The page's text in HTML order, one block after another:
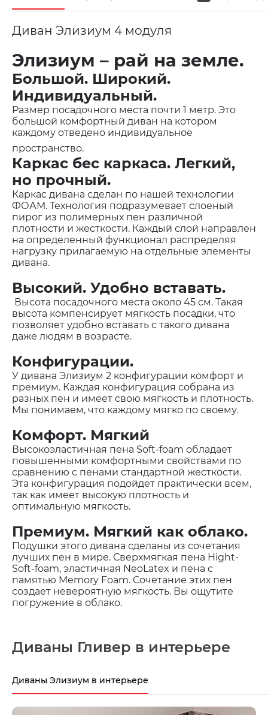
Диван Элизиум 4 модуля
Элизиум – рай на земле.
Большой. Широкий.
Индивидуальный.
Размер посадочного места почти 1 метр. Это
большой комфортный диван на котором
каждому отведено индивидуальное
пространство.
Каркас бес каркаса. Легкий,
но прочный.
Каркас дивана сделан по нашей технологии
ФОАМ. Технология подразумевает слоеный
пирог из полимерных пен различной
плотности и жесткости. Каждый слой направлен
на определенный функционал распределяя
нагрузку прилагаемую на отдельные элементы
дивана.
Высокий. Удобно вставать.
Высота посадочного места около 45 см. Такая
высота компенсирует мягкость посадки, что
позволяет удобно вставать с такого дивана
даже людям в возрасте.
Конфигурации.
У дивана Элизиум 2 конфигурации комфорт и
премиум. Каждая конфигурация собрана из
разных пен и имеет свою мягкость и плотность.
Мы понимаем, что каждому мягко по своему.
Комфорт. Мягкий
Высокоэластичная пена Soft-foam обладает
повышенными комфортными свойствами по
сравнению с пенами стандартной жесткости.
Эта конфигурация подойдет практически всем,
так как имеет высокую плотность и
оптимальную мягкость.
Премиум. Мягкий как облако.
Подушки этого дивана сделаны из сочетания
лучших пен в мире. Сверхмягкая пена Hight-
Soft-foam, эластичная NeoLatex и пена с
памятью Memory Foam. Сочетание этих пен
создает невероятную мягкость. Вы ощутите
погружение в облако.
Диваны Гливер в интерьере
Диваны Элизиум в интерьере